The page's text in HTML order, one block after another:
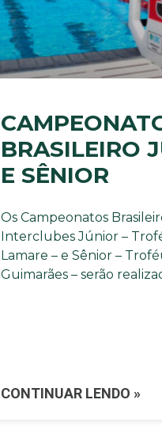
BRASILEIRO
E SÊNIOR
Os Campeonatos
Interclubes Júnior –
Lamare – e Sênior –
Guimarães – serão
CONTINUAR LENDO »